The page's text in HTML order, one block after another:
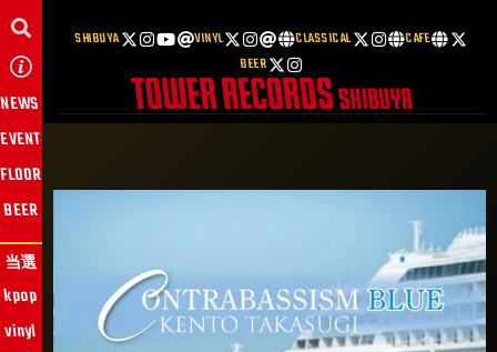
SHIBUYA VINYL CLASSICAL
CAFE
BEER
NEWS
EVENT
当選
FLOOR
BEER
kpop
vinyl